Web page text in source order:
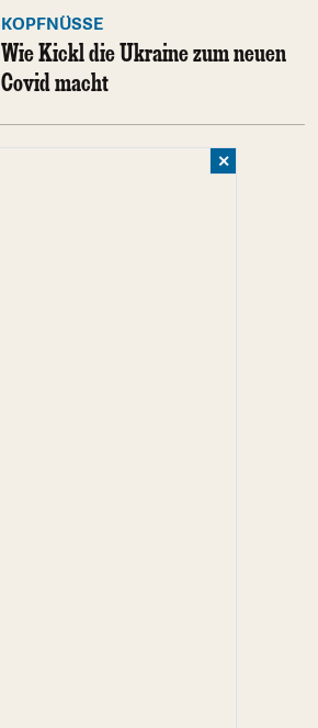
KOPFNÜSSE
Wie Kickl die Ukraine zum neuen
Covid macht
✕